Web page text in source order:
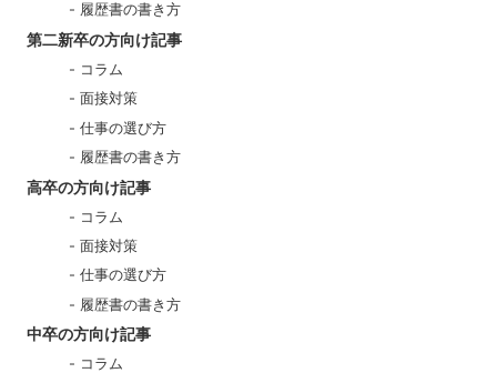
履歴書の書き方
第二新卒の方向け記事
コラム
面接対策
仕事の選び方
履歴書の書き方
高卒の方向け記事
コラム
面接対策
仕事の選び方
履歴書の書き方
中卒の方向け記事
コラム